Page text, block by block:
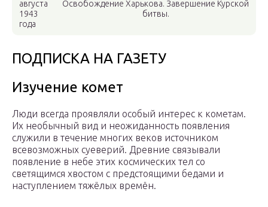
августа
1943
года
Освобождение Харькова. Завершение Курской
битвы.
ПОДПИСКА НА ГАЗЕТУ
Изучение комет
Люди всегда проявляли особый интерес к кометам.
Их необычный вид и неожиданность появления
служили в течение многих веков источником
всевозможных суеверий. Древние связывали
появление в небе этих космических тел со
светящимся хвостом с предстоящими бедами и
наступлением тяжёлых времён.